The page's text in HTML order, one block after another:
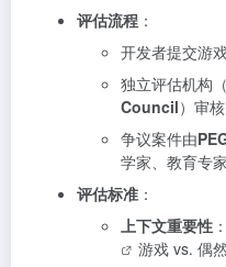
评估流程 ：
开发者提交游
独立评估机构
Council）审
争议案件由
学家、教育专家
评估标准 ：
上下文重要性
游戏 vs. 偶